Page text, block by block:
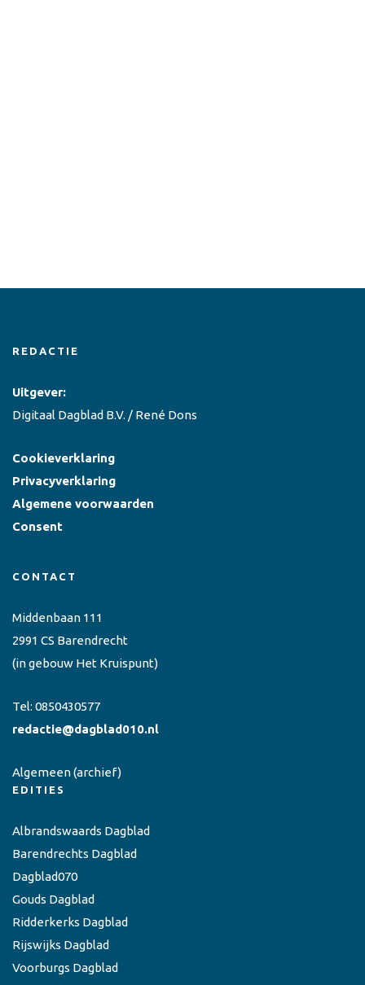
REDACTIE
Uitgever:
Digitaal Dagblad B.V. / René Dons
Cookieverklaring
Privacyverklaring
Algemene voorwaarden
Consent
CONTACT
Middenbaan 111
2991 CS Barendrecht
(in gebouw Het Kruispunt)
Tel: 0850430577
redactie@dagblad010.nl
Algemeen(archief)
EDITIES
Albrandswaards Dagblad
Barendrechts Dagblad
Dagblad070
Gouds Dagblad
Ridderkerks Dagblad
Rijswijks Dagblad
Voorburgs Dagblad